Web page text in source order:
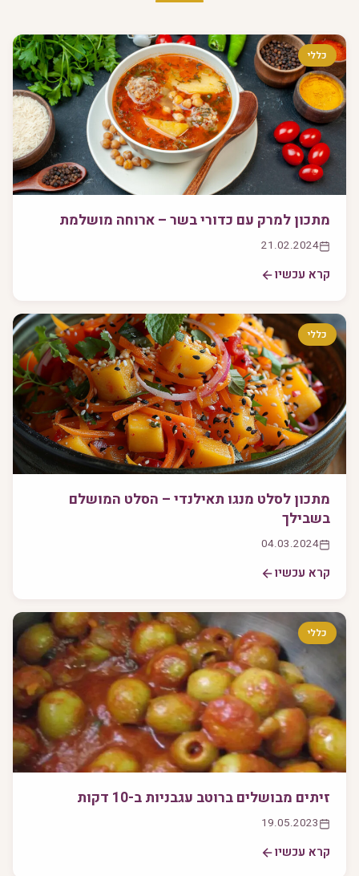
כללי
מתכון למרק עם כדורי בשר – ארוחה מושלמת
21.02.2024
קרא עכשיו
כללי
מתכון לסלט מנגו תאילנדי – הסלט המושלם
בשבילך
04.03.2024
קרא עכשיו
כללי
זיתים מבושלים ברוטב עגבניות ב-10 דקות
19.05.2023
קרא עכשיו